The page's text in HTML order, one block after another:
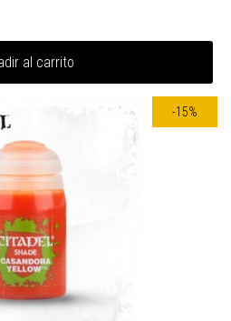
al carrito
-15%